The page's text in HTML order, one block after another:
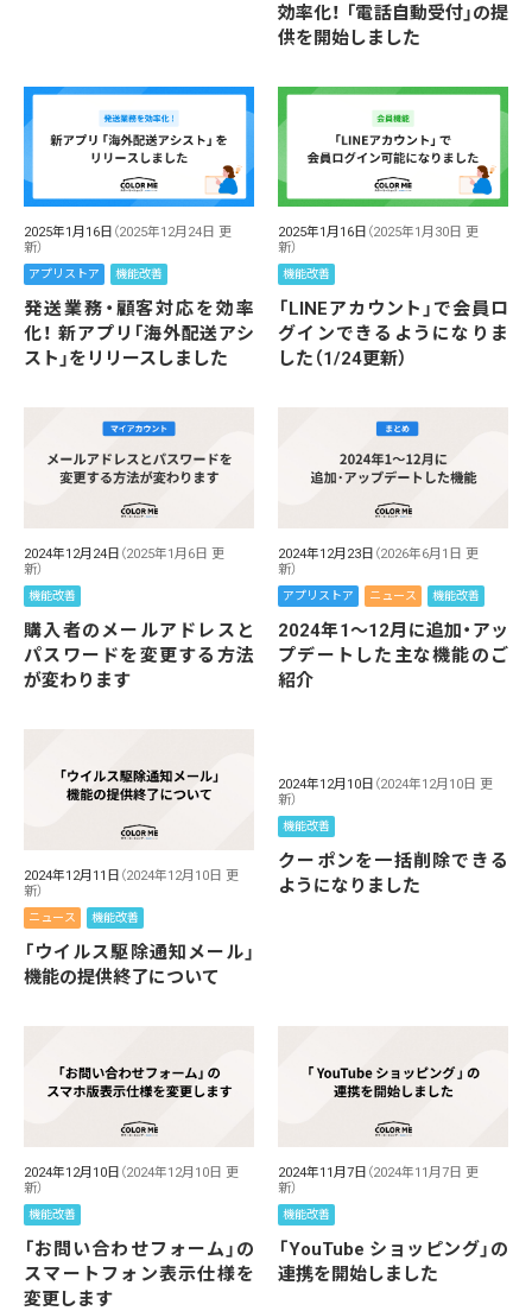
効率化！ 「電話自動受付」の提
供を開始しました
2025年1月16日 （2025年12月24日 更
新）
アプリストア 機能改善
発送業務・顧客対応を効率
化！ 新アプリ「海外配送アシ
スト」をリリースしました
2025年1月16日 （2025年1月30日 更
新）
機能改善
「LINEアカウント」で会員ロ
グインできるようになりま
した（1/24更新）
2024年12月24日 （2025年1月6日 更
新）
機能改善
購入者のメールアドレスと
パスワードを変更する方法
が変わります
2024年12月23日 （2026年6月1日 更
新）
アプリストア ニュース 機能改善
2024年1～12月に追加・アッ
プデートした主な機能のご
紹介
2024年12月11日 （2024年12月10日 更
新）
ニュース 機能改善
「ウイルス駆除通知メール」
機能の提供終了について
2024年12月10日 （2024年12月10日 更
新）
機能改善
クーポンを一括削除できる
ようになりました
2024年12月10日 （2024年12月10日 更
新）
機能改善
「お問い合わせフォーム」の
スマートフォン表示仕様を
変更します
2024年11月7日 （2024年11月7日 更
新）
機能改善
「YouTube ショッピング」の
連携を開始しました